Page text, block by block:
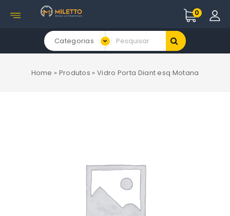
0
Categorias
Home » Produtos » Vidro Porta Diant esq Motana